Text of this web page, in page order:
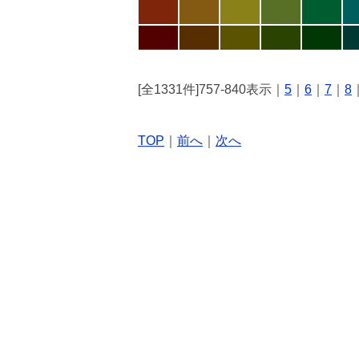
[全1331件]757-840表示｜ 5 6 7 8
TOP 前へ 次へ